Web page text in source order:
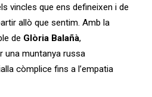
vincles que ens defineixen i de
allò que sentim. Amb la
de Glòria Balañà,
una muntanya russa
còmplice fins a l’empatia